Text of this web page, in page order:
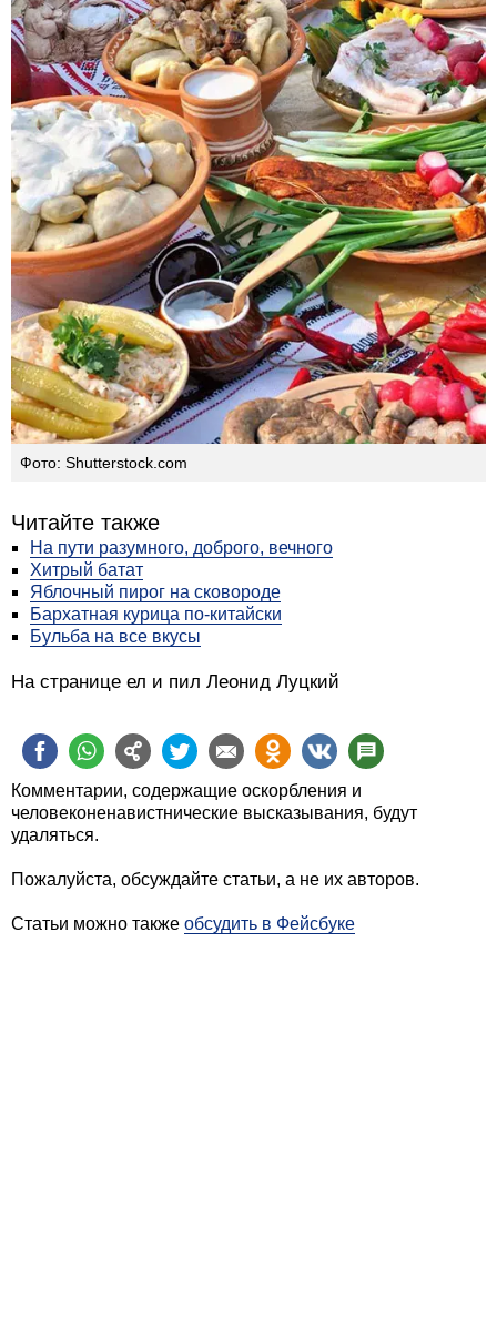
Фото: Shutterstock.com
Читайте также
На пути разумного, доброго, вечного
Хитрый батат
Яблочный пирог на сковороде
Бархатная курица по-китайски
Бульба на все вкусы
На странице ел и пил Леонид Луцкий
Комментарии, содержащие оскорбления и
человеконенавистнические высказывания, будут
удаляться.
Пожалуйста, обсуждайте статьи, а не их авторов.
Статьи можно также обсудить в Фейсбуке